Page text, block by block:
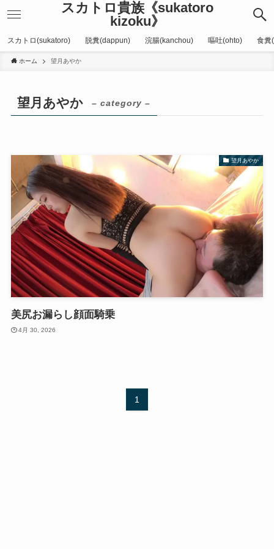
スカトロ貴族《sukatoro
kizoku》
スカトロ(sukatoro) 脱糞(dappun) 浣腸(kanchou) 嘔吐(ohto) 食糞
ホーム 望月あやか
望月あやか – category –
望月あやか
美尻お漏らし顔面騎乗
4月 30, 2026
1